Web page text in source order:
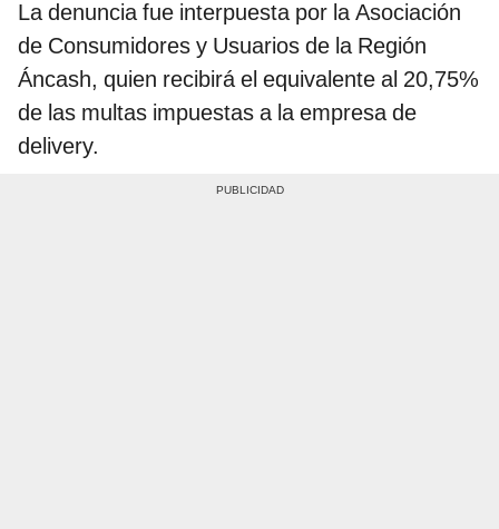
La denuncia fue interpuesta por la Asociación
de Consumidores y Usuarios de la Región
Áncash, quien recibirá el equivalente al 20,75%
de las multas impuestas a la empresa de
delivery.